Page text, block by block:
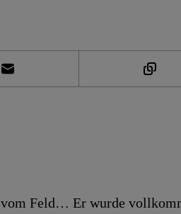
vom Feld… Er wurde